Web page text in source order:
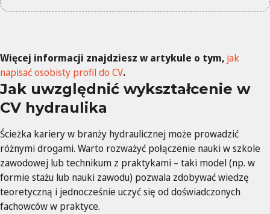
Więcej informacji znajdziesz w artykule o tym, jak
napisać osobisty profil do CV.
Jak uwzględnić wykształcenie w
CV hydraulika
Ścieżka kariery w branży hydraulicznej może prowadzić
różnymi drogami. Warto rozważyć połączenie nauki w szkole
zawodowej lub technikum z praktykami – taki model (np. w
formie stażu lub nauki zawodu) pozwala zdobywać wiedzę
teoretyczną i jednocześnie uczyć się od doświadczonych
fachowców w praktyce.